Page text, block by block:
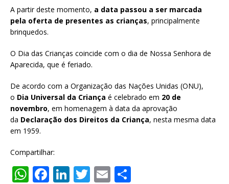
A partir deste momento, a data passou a ser marcada
pela oferta de presentes as crianças, principalmente
brinquedos.
O Dia das Crianças coincide com o dia de Nossa Senhora de
Aparecida, que é feriado.
De acordo com a Organização das Nações Unidas (ONU),
o Dia Universal da Criança é celebrado em 20 de
novembro, em homenagem à data da aprovação
da Declaração dos Direitos da Criança, nesta mesma data
em 1959.
Compartilhar:
W F Li T E